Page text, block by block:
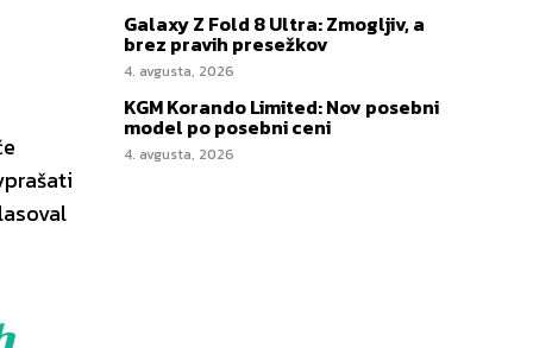
Galaxy Z Fold 8 Ultra: Zmogljiv, a
brez pravih presežkov
4. avgusta, 2026
KGM Korando Limited: Nov posebni
model po posebni ceni
4. avgusta, 2026